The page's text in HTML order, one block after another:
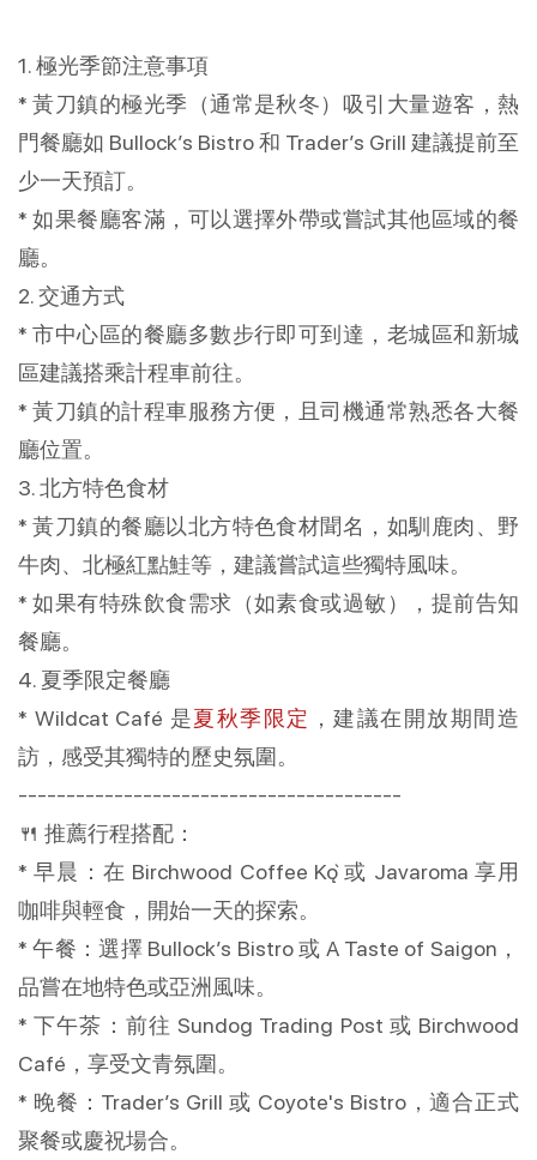
1. 極光季節注意事項
* 黃刀鎮的極光季（通常是秋冬）吸引大量遊客，熱
門餐廳如 Bullock’s Bistro 和 Trader’s Grill 建議提前至
少一天預訂。
* 如果餐廳客滿，可以選擇外帶或嘗試其他區域的餐
廳。
2. 交通方式
* 市中心區的餐廳多數步行即可到達，老城區和新城
區建議搭乘計程車前往。
* 黃刀鎮的計程車服務方便，且司機通常熟悉各大餐
廳位置。
3. 北方特色食材
* 黃刀鎮的餐廳以北方特色食材聞名，如馴鹿肉、野
牛肉、北極紅點鮭等，建議嘗試這些獨特風味。
* 如果有特殊飲食需求（如素食或過敏），提前告知
餐廳。
4. 夏季限定餐廳
* Wildcat Café 是夏秋季限定 ，建議在開放期間造
訪，感受其獨特的歷史氛圍。
----------------------------------------
🍴 推薦行程搭配：
* 早晨：在 Birchwood Coffee Kǫ̀ 或 Javaroma 享用
咖啡與輕食，開始一天的探索。
* 午餐：選擇 Bullock’s Bistro 或 A Taste of Saigon，
品嘗在地特色或亞洲風味。
* 下午茶：前往 Sundog Trading Post 或 Birchwood
Café，享受文青氛圍。
* 晚餐：Trader’s Grill 或 Coyote's Bistro，適合正式
聚餐或慶祝場合。